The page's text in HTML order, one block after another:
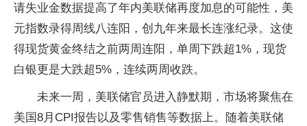
请失业金数据提高了年内美联储再度加息的可能性，美
元指数录得周线八连阳，创九年来最长连涨纪录。这使
得现货黄金终结之前两周连阳，单周下跌超1%，现货
白银更是大跌超5%，连续两周收跌。
未来一周，美联储官员进入静默期，市场将聚焦在
美国8月CPI报告以及零售销售等数据上。随着美联储